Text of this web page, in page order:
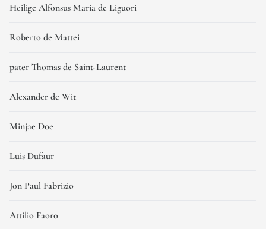
Heilige Alfonsus Maria de Liguori
Roberto de Mattei
pater Thomas de Saint-Laurent
Alexander de Wit
Minjae Doe
Luis Dufaur
Jon Paul Fabrizio
Attilio Faoro